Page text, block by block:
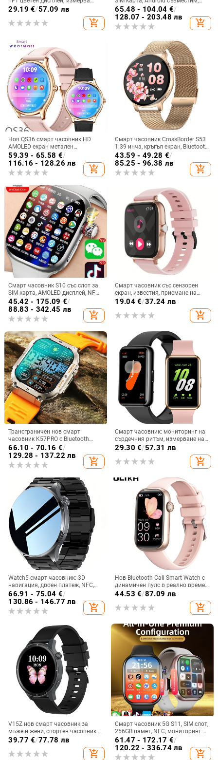
температура на тялото, кръвно
налягане, сърдечна честота и
крачки; водоустойчива; Bluetooth
здравна гривна; автономност на
29.19 €/57.09 лв
add_shopping_cart
Bluetooth, IPS дисплей, 7–14 дни
живот на батерията
65.48 - 104.04 €/
128.07 - 203.48 лв
add_shopping_cart
Нов QS36 смарт часовник HD
AMOLED екран метален
ултратънък спортен
здравословен пулс кръв
кислород Bluetooth разговори
59.39 - 65.58 €/
116.16 - 128.26 лв
add_shopping_cart
Смарт часовник CrossBorder S53
1.39 инча, кръгъл екран, Bluetooth,
крачкомер, наблюдение на съня,
кръвно налягане, мулти-спорт,
метеорологични условия
43.59 - 49.28 €/
85.25 - 96.38 лв
add_shopping_cart
Смарт часовник S10 със слот за
SIM карта, AMOLED дисплей, NFC,
мониторинг на сърдечната
честота и камера
45.42 - 175.09 €/
88.83 - 342.45 лв
add_shopping_cart
Смарт часовник със сензорен
екран, известия, приемане на
обаждания, мониторинг на съня,
19.04€/37.24 лв
add_shopping_cart
Трансграничен нов смарт
часовник K57PRO с Bluetooth
информация за повиквания,
интелигентна гривна, спортен
часовник, поколение
66.10 - 70.16 €/
129.28 - 137.22 лв
add_shopping_cart
Смарт часовник: мониторинг на
сърдечния ритъм, измерване на
кислород в кръвта, проследяване
на съня, Bluetooth разговори,
водоустойчив
29.30 €/57.31 лв
add_shopping_cart
Watch5 смарт часовник: 3D
навигация, двоен платеж, NFC,
магнитно зареждане, измерване
на сърдечен ритъм
66.91 - 75.04 €/
130.86 - 146.77 лв
add_shopping_cart
Нов Bluetooth Call Smart Watch с
динамичен пулс в реално време,
многофункционална спортна
умна гривна за женско здраве
44.53 €/87.09 лв
add_shopping_cart
V15Z нов смарт часовник за
мъже и жени, спортен часовник с
Bluetooth, пулсомер, сън, кръвно
налягане, здравен часовник
39.77 €/77.78 лв
add_shopping_cart
Смарт часовник 5G S11, SIM слот,
256GB памет, NFC, мониторинг на
сърдечната честота
61.47 - 172.17 €/
120.22 - 336.74 лв
add_shopping_cart